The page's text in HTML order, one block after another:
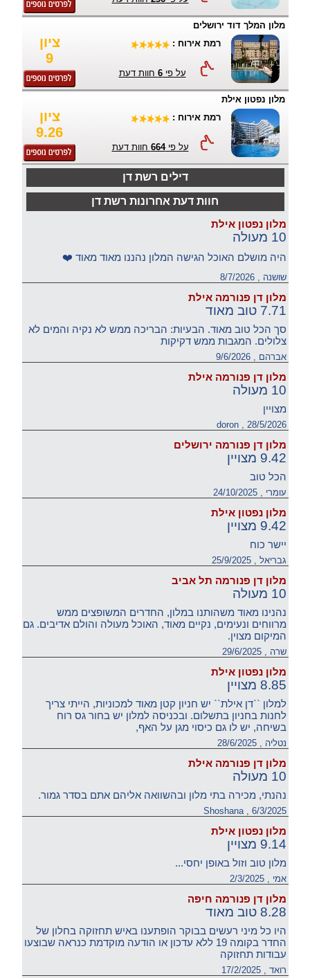
מלון המלך דוד ירושלים
ציון
9
רמת אירוח :
על פי6 חוות דעת
מלון נפטון אילת
ציון
9.26
רמת אירוח :
על פי664 חוות דעת
דילים רשת דן
חוות דעת אחרונות רשת דן
מלון נפטון אילת
10 מעולה
היה מושלם האוכל הגישה המלון נהננו מאוד מאוד ❤️
שושנה , 8/7/2026
מלון דן פנורמה אילת
7.71 טוב מאוד
סך הכל טוב מאוד. הבעיות: הבריכה ממש לא נקיה והמים לא
צלולים. המגבות ממש דקיקות
אברהם , 9/6/2026
מלון דן פנורמה אילת
10 מעולה
מצויין
doron , 28/5/2026
מלון דן פנורמה ירושלים
9.42 מצויין
הכל טוב
עומרי , 24/10/2025
מלון נפטון אילת
9.42 מצויין
יישר כוח
גבריאל , 25/9/2025
מלון דן פנורמה תל אביב
10 מעולה
נהנינו מאוד משהותנו במלון, החדרים המשופצים ממש
מרווחים ונעימים, נקיים מאוד, האוכל מעולה והולם אדיבים. גם
המיקום מצוין.
שרה , 29/6/2025
מלון נפטון אילת
8.85 מצויין
למלון ``דן אילת`` יש חניון קטן מאוד למכוניות, הייתי צריך
לחנות בחניון בתשלום. ובכניסה למלון יש בחור גס רוח
בשיחה, יש לו גם כיסוי מגן על האף,
נטליה , 28/6/2025
מלון דן פנורמה אילת
10 מעולה
נהנתי, מכירה בתי מלון ובהשוואה אליהם אתם בסדר גמור.
Shoshana , 6/3/2025
מלון נפטון אילת
9.14 מצויין
מלון טוב וזול באופן יחסי...
אמי , 2/3/2025
מלון דן פנורמה חיפה
8.28 טוב מאוד
היו כל מיני רעשים בבוקר הופתענו באיש תחזוקה בחלון של
החדר בקומה 19 ללא עדכון או הודעה מוקדמת כנראה שבוצעו
עבודות תחזוקה
רואד , 17/2/2025